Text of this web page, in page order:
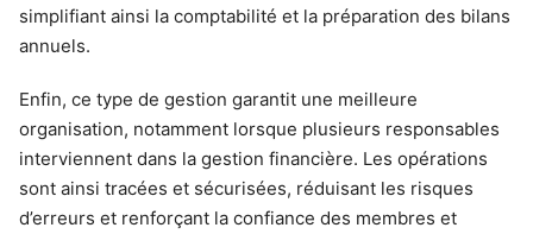
simplifiant ainsi la comptabilité et la préparation des bilans
annuels.
Enfin, ce type de gestion garantit une meilleure
organisation, notamment lorsque plusieurs responsables
interviennent dans la gestion financière. Les opérations
sont ainsi tracées et sécurisées, réduisant les risques
d’erreurs et renforçant la confiance des membres et